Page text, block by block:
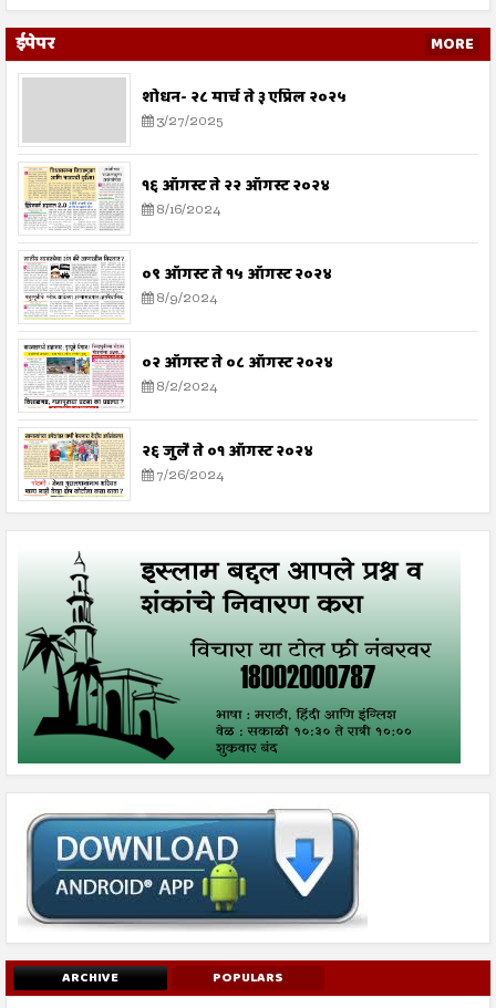
ईपेपर MORE
शोधन- २८ मार्च ते ३ एप्रिल २०२५
3/27/2025
१६ ऑगस्ट ते २२ ऑगस्ट २०२४
8/16/2024
०९ ऑगस्ट ते १५ ऑगस्ट २०२४
8/9/2024
०२ ऑगस्ट ते ०८ ऑगस्ट २०२४
8/2/2024
२६ जुलै ते ०१ ऑगस्ट २०२४
7/26/2024
ARCHIVE POPULARS